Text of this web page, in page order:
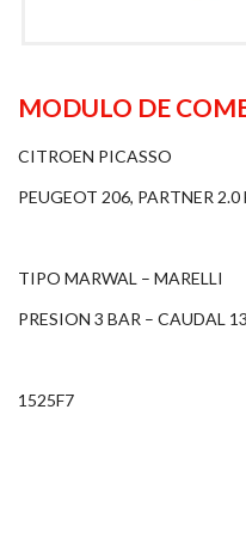
MODULO DE
CITROEN PICASSO
PEUGEOT 206, PARTNER 2.0
TIPO MARWAL – MARELLI
PRESION 3 BAR – CAUDAL
1525F7